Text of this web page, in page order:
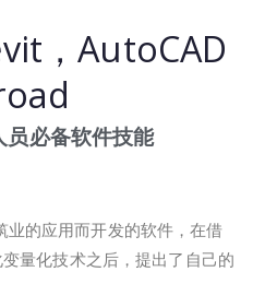
，AutoCAD
必备软件技能
的应用而开发的软件，在借
量化技术之后，提出了自己的